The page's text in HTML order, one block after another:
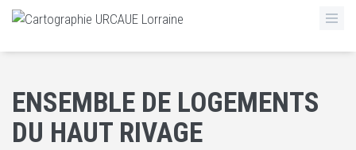
ENSEMBLE DE LOGEMENTS
DU HAUT RIVAGE